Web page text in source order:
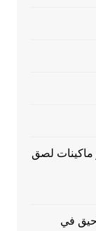
بالسلوفان للعلب 3 دي و ماكينات لصق
في